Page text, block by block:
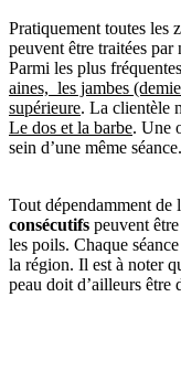
Pratiquement toutes les
peuvent être traitées par
Parmi les plus
aines, les jambes
supérieure. La clientèle
Le dos et la barbe. Une
sein d’une même séance.
Tout dépendamment de
consécutifs peuvent
les poils. Chaque
la région. Il est à noter
peau doit d’ailleurs être